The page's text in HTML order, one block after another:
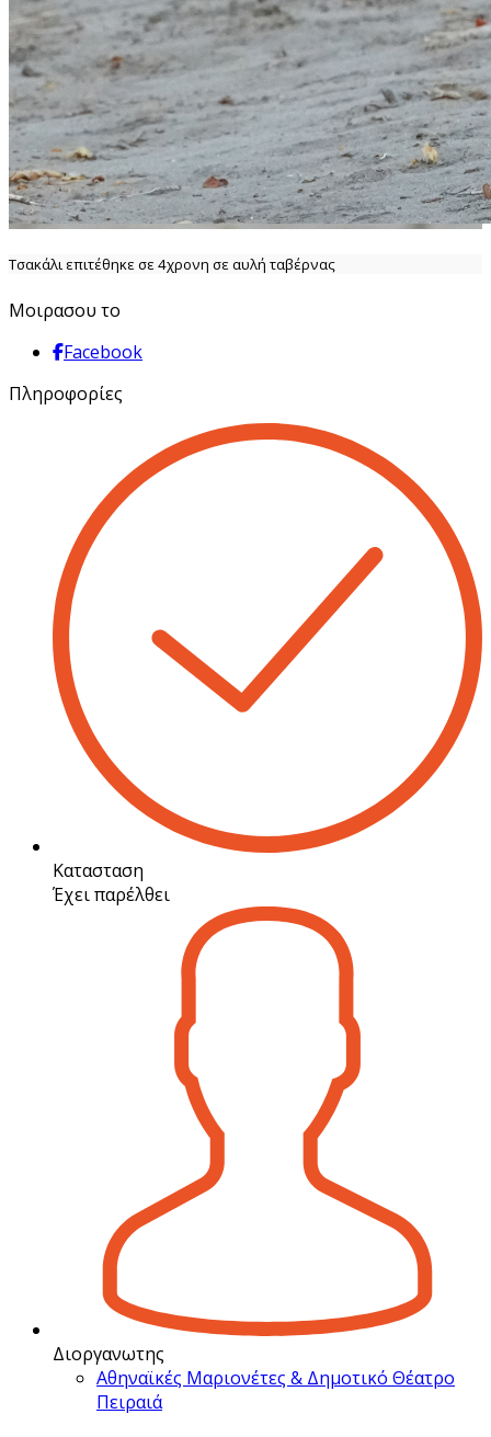
Τσακάλι επιτέθηκε σε 4χρονη σε αυλή ταβέρνας
Μοιρασου το
Facebook
Πληροφορίες
Κατασταση
Έχει παρέλθει
Διοργανωτης
Αθηναϊκές Μαριονέτες & Δημοτικό Θέατρο
Πειραιά